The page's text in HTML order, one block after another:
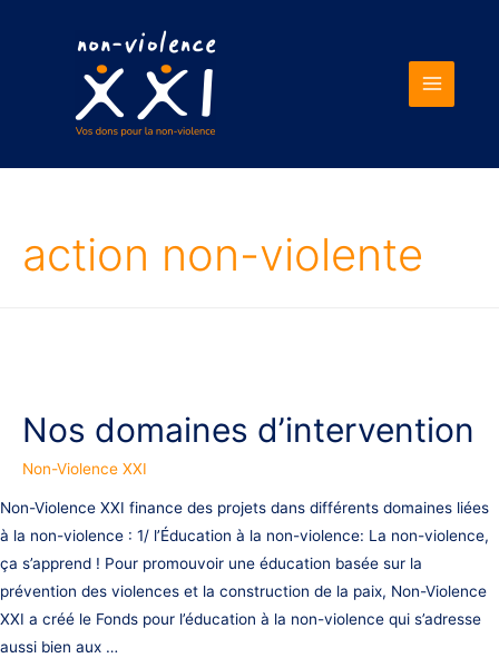
Main
action non-violente
Nos domaines d’intervention
Non-Violence XXI
Non-Violence XXI finance des projets dans différents domaines liées
à la non-violence : 1/ l’Éducation à la non-violence: La non-violence,
ça s’apprend ! Pour promouvoir une éducation basée sur la
prévention des violences et la construction de la paix, Non-Violence
XXI a créé le Fonds pour l’éducation à la non-violence qui s’adresse
aussi bien aux …